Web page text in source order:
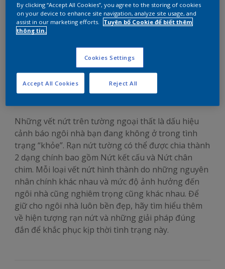
Xử lý tường rạn nứt đúng
cách để ngôi nhà luôn
bền đẹp
Những vết nứt trên tường ngoại thất là dấu hiệu
cảnh báo ngôi nhà bạn đang không ở trong tình
trạng “khỏe”. Rạn nứt tường có thể được chia thành
2 dạng chính bao gồm Nứt kết cấu và Nứt chân
chim. Mỗi loại vết nứt hình thành do những nguyên
nhân chính khác nhau và mức độ ảnh hưởng đến
ngôi nhà cũng nghiêm trọng cũng khác nhau. Để
giữ cho ngôi nhà luôn bền đẹp, hãy tìm hiểu thêm
về hiện tượng rạn nứt và những giải pháp đúng
đắn để khắc phục kịp thời tình trạng này.
By clicking “Accept All Cookies”, you agree to the storing of cookies
on your device to enhance site navigation, analyze site usage, and
assist in our marketing efforts.
Tuyên bố Cookie để biết thêm
thông tin.
Cookies Settings
Reject All
Accept All Cookies